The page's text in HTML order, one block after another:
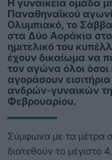
Η γυναικεία ομάδα
Παναθηναϊκού
Ολυμπιακό, το
στα Δύο Αοράκια
ημιτελικό του
έχουν δικαίωμα να
τον αγώνα όλοι
αγοράσουν
ανδρών-γυναικών
Φεβρουαρίου.
Σύμφωνα με τα μέτρα
διατεθούν το μέγιστο